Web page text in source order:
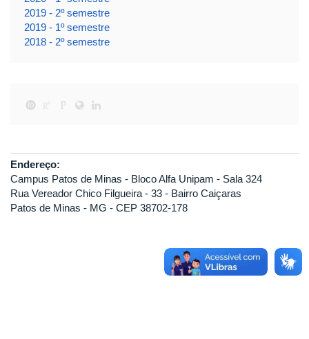
2019 - 2º semestre
2019 - 1º semestre
2018 - 2º semestre
Endereço:
Campus Patos de Minas - Bloco Alfa Unipam - Sala 324
Rua Vereador Chico Filgueira - 33 - Bairro Caiçaras
Patos de Minas - MG - CEP 38702-178